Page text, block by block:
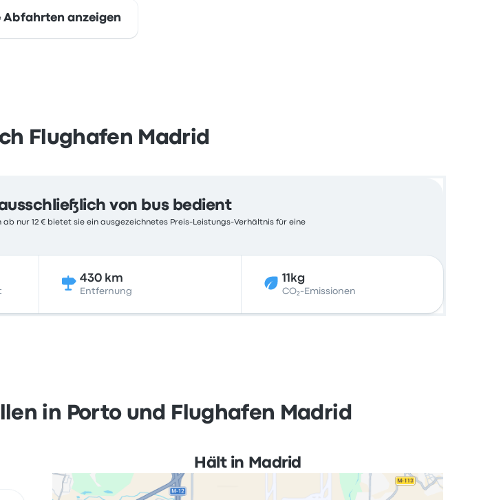
Abfahrten anzeigen
Flughafen Madrid
von bus bedient
nur 12 € bietet sie ein ausgezeichnetes Preis-Leistungs-Verhältnis für eine
430 km
Entfernung
11kg
CO₂-Emissionen
in Porto und Flughafen Madrid
Hält in Madrid